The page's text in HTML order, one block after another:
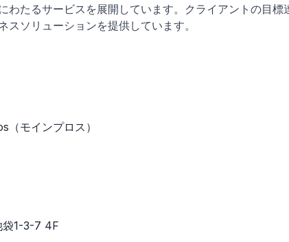
わたるサービスを展開しています。クライアントの目
ソリューションを提供しています。
モインプロス）
袋1-3-7 4F